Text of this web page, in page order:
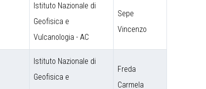
Istituto Nazionale di
Geofisica e
Vulcanologia - AC
Sepe
Vincenzo
Istituto Nazionale di
Geofisica e
Freda
Carmela